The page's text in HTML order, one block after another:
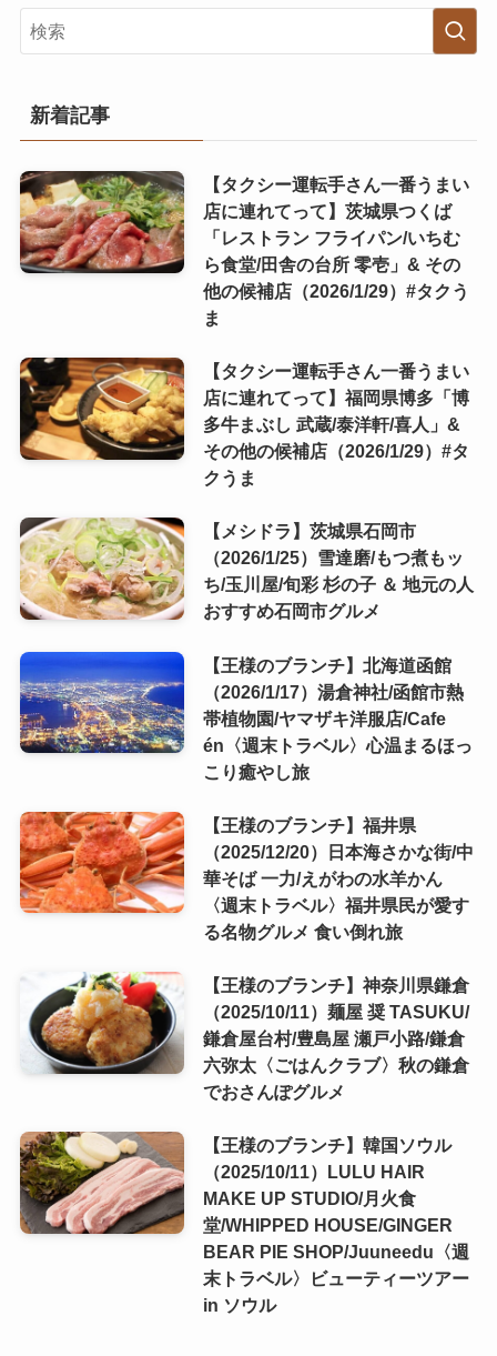
新着記事
【タクシー運転手さん一番うまい
店に連れてって】茨城県つくば
「レストラン フライパン/いちむ
ら食堂/田舎の台所 零壱」& その
他の候補店（2026/1/29）#タクう
ま
【タクシー運転手さん一番うまい
店に連れてって】福岡県博多「博
多牛まぶし 武蔵/泰洋軒/喜人」&
その他の候補店（2026/1/29）#タ
クうま
【メシドラ】茨城県石岡市
（2026/1/25）雪達磨/もつ煮もッ
ち/玉川屋/旬彩 杉の子 ＆ 地元の人
おすすめ石岡市グルメ
【王様のブランチ】北海道函館
（2026/1/17）湯倉神社/函館市熱
帯植物園/ヤマザキ洋服店/Cafe
én〈週末トラベル〉心温まるほっ
こり癒やし旅
【王様のブランチ】福井県
（2025/12/20）日本海さかな街/中
華そば 一力/えがわの水羊かん
〈週末トラベル〉福井県民が愛す
る名物グルメ 食い倒れ旅
【王様のブランチ】神奈川県鎌倉
（2025/10/11）麺屋 奨 TASUKU/
鎌倉屋台村/豊島屋 瀬戸小路/鎌倉
六弥太〈ごはんクラブ〉秋の鎌倉
でおさんぽグルメ
【王様のブランチ】韓国ソウル
（2025/10/11）LULU HAIR
MAKE UP STUDIO/月火食
堂/WHIPPED HOUSE/GINGER
BEAR PIE SHOP/Juuneedu〈週
末トラベル〉ビューティーツアー
in ソウル